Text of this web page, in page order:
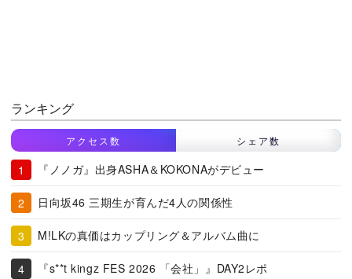
ランキング
アクセス数 シェア数
『ノノガ』出身ASHA＆KOKONAがデビュー
日向坂46 三期生が育んだ4人の関係性
M!LKの真価はカップリング＆アルバム曲に
『s**t kingz FES 2026 「会社」』DAY2レポ